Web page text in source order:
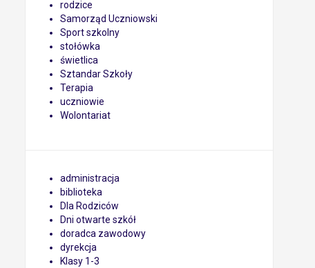
rodzice
Samorząd Uczniowski
Sport szkolny
stołówka
świetlica
Sztandar Szkoły
Terapia
uczniowie
Wolontariat
administracja
biblioteka
Dla Rodziców
Dni otwarte szkół
doradca zawodowy
dyrekcja
Klasy 1-3